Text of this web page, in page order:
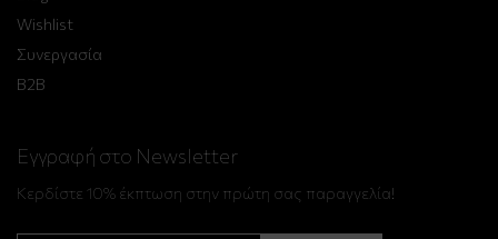
Wishlist
Συνεργασία
B2B
Εγγραφή στο Newsletter
Κερδίστε 10% έκπτωση στην πρώτη σας παραγγελία!